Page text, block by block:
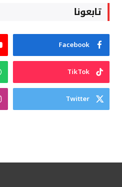
تابعونا
Facebook
TikTok
Twitter